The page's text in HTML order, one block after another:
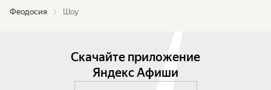
Феодосия Шоу
Скачайте приложение
Яндекс Афиши